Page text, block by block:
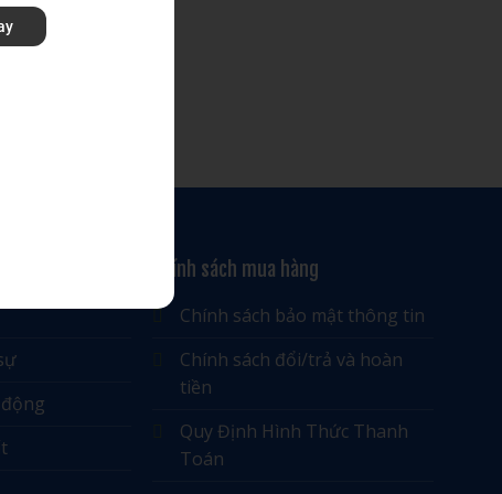
Chính sách mua hàng
Chính sách bảo mật thông tin
Chính sách đổi/trả và hoàn
tiền
Quy Định Hình Thức Thanh
Toán